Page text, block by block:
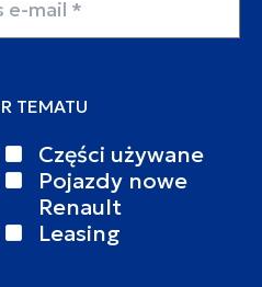
TEMATU
Części używane
Pojazdy nowe
Renault
Leasing